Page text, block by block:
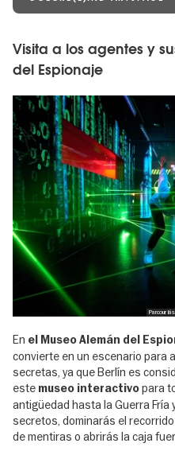
Visita a los agentes y
del Espionaje
Parcour
En el Museo Alemán del
convierte en un escenario para
secretas, ya que Berlín es
este museo interactivopara
antigüedad hasta la Guerra
secretos, dominarás el
de mentiras o abrirás la caja